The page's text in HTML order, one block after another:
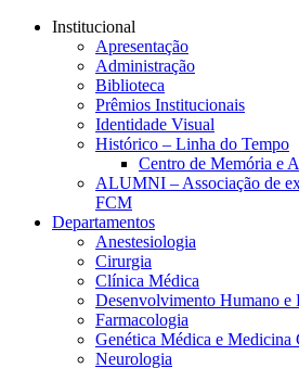
Conteúdo principal
Institucional
Apresentação
Administração
Biblioteca
Prêmios Institucionais
Identidade Visual
Histórico – Linha do Tempo
Centro de Memória e
ALUMNI – Associação de
FCM
Departamentos
Anestesiologia
Cirurgia
Clínica Médica
Desenvolvimento Humano e
Farmacologia
Genética Médica e Medicina
Neurologia